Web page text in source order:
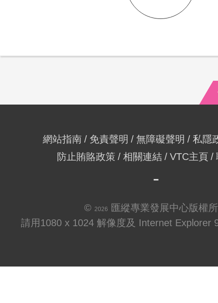
網站指南 免責聲明 無障礙聲明
私隱
防止賄賂政策
相關連結 VTC主頁
© 2026
匯縱專業發展中心版權
請用1080 x 1024 解像度及 Internet Explorer